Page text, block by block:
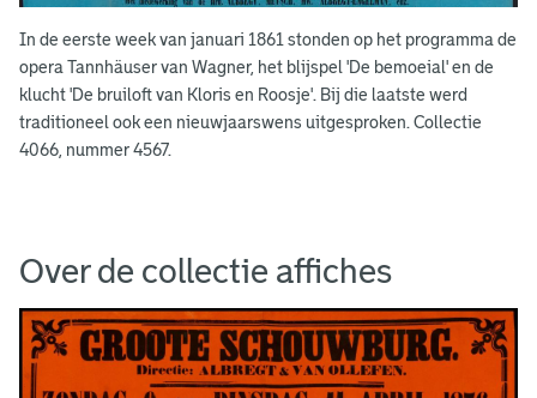
In de eerste week van januari 1861 stonden op het programma de
opera Tannhäuser van Wagner, het blijspel 'De bemoeial' en de
klucht 'De bruiloft van Kloris en Roosje'. Bij die laatste werd
traditioneel ook een nieuwjaarswens uitgesproken. Collectie
4066, nummer 4567.
Over de collectie affiches